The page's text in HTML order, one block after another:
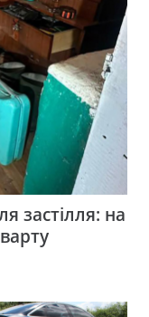
застілля: на